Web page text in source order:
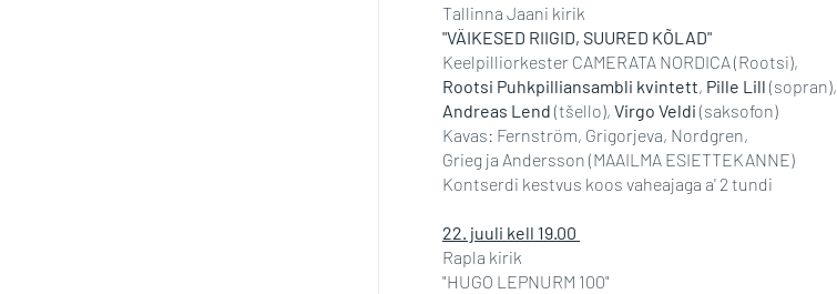
Tallinna Jaani kirik
"VÄIKESED RIIGID, SUURED KÕLAD"
Keelpilliorkester CAMERATA NORDICA (Rootsi),
Rootsi Puhkpilliansambli kvintett, Pille Lill (sopran),
Andreas Lend (tšello), Virgo Veldi (saksofon)
Kavas: Fernström, Grigorjeva, Nordgren,
Grieg ja Andersson (MAAILMA ESIETTEKANNE)
Kontserdi kestvus koos vaheajaga a' 2 tundi
22. juuli kell 19.00
Rapla kirik
"HUGO LEPNURM 100"